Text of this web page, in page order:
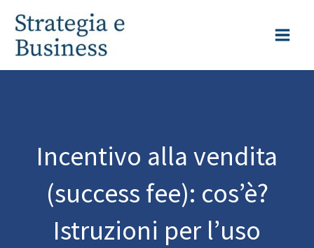
contenuto
Incentivo alla vendita
(success fee): cos’è?
Istruzioni per l’uso